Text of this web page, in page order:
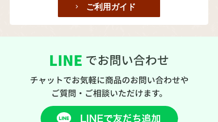
ご利用ガイド